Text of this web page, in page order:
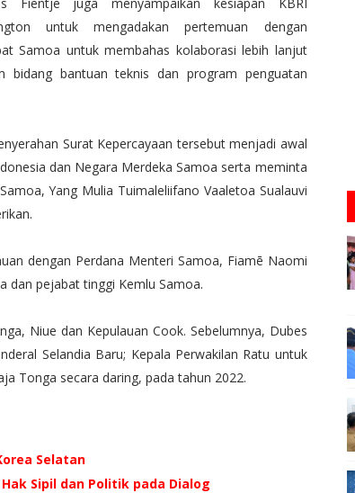
untuk mengadakan pertemuan dengan
Samoa untuk membahas kolaborasi lebih lanjut
bidang bantuan teknis dan program penguatan
Surat Kepercayaan tersebut menjadi awal
dan Negara Merdeka Samoa serta meminta
Yang Mulia Tuimaleliifano Vaaletoa Sualauvi
dengan Perdana Menteri Samoa, Fiamē Naomi
dan pejabat tinggi Kemlu Samoa.
Niue dan Kepulauan Cook. Sebelumnya, Dubes
Selandia Baru; Kepala Perwakilan Ratu untuk
Tonga secara daring, pada tahun 2022.
Selatan
Sipil dan Politik pada Dialog